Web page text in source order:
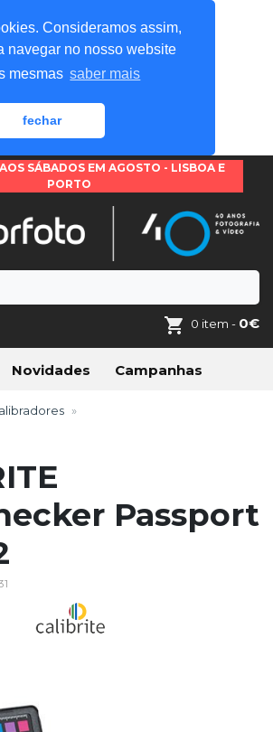
Consideramos assim,
navegar no nosso website
mesmas saber mais
fechar
SÁBADOS EM AGOSTO - LISBOA E
PORTO
0 item - 0€
Novidades Campanhas
Passport